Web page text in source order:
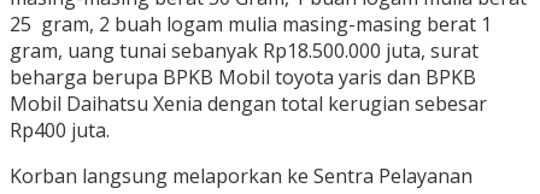
25 gram, 2 buah logam mulia masing-masing berat 1
gram, uang tunai sebanyak Rp18.500.000 juta, surat
beharga berupa BPKB Mobil toyota yaris dan BPKB
Mobil Daihatsu Xenia dengan total kerugian sebesar
Rp400 juta.
Korban langsung melaporkan ke Sentra Pelayanan